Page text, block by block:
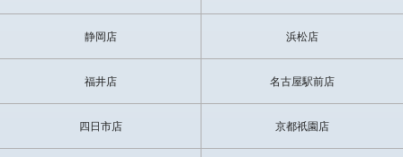
約したいと思います。(Ｎ様)
とても感じよくてエッチも会話も満足です。色々長い時間はなした
静岡店 浜松店
福井店 名古屋駅前店
四日市店 京都祇園店